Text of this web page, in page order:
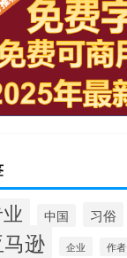
中国 习俗
逊 企业 作者